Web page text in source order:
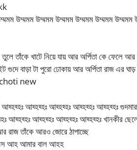
উম্মমম উম্মমম উম্মমম উম্মমম উম্মমম
তাঁকে খাটে নিয়ে যায় আর অর্পিতা কে ফেলে
গুদে বাড়া টা পুরো ঢোকায় আর অর্পিতা রাজ এর
choti new
আহ্হহ্হঃ আহ্হহ্হঃ আহ্হহ্হঃ আহ্হহ্হঃ
আহ্হহ্হঃ আহ্হহ্হঃ আহ্হহ্হঃ আহ্হহ্হঃ খানকীর
রাজ তাঁকে আরও জোরে ঠাপাচ্ছে
আহ আমার বাল আহহ